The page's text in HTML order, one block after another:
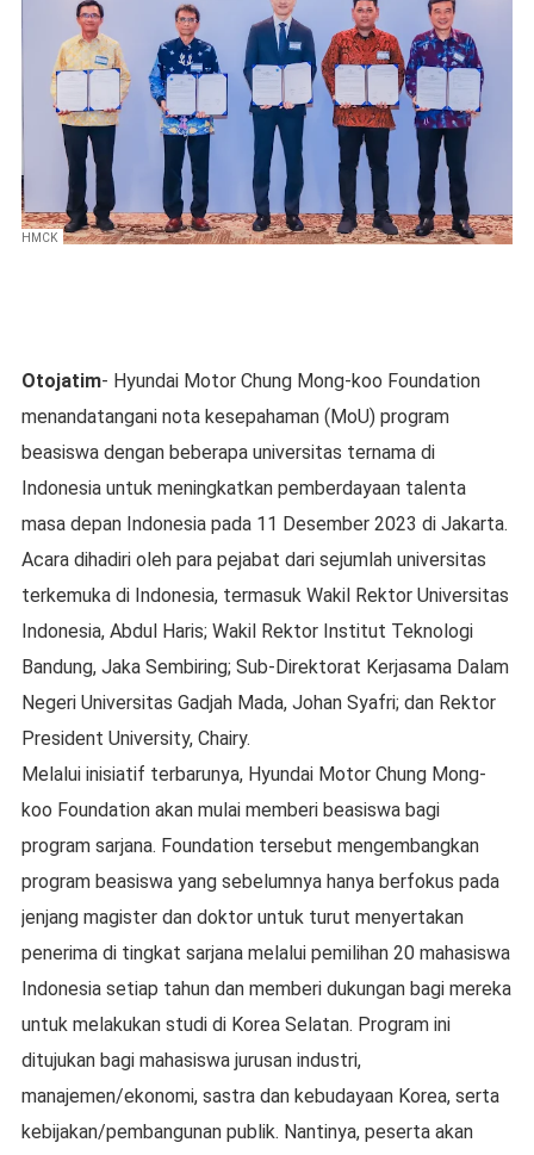
HMCK
Otojatim- Hyundai Motor Chung Mong-koo Foundation
menandatangani nota kesepahaman (MoU) program
beasiswa dengan beberapa universitas ternama di
Indonesia untuk meningkatkan pemberdayaan talenta
masa depan Indonesia pada 11 Desember 2023 di Jakarta.
Acara dihadiri oleh para pejabat dari sejumlah universitas
terkemuka di Indonesia, termasuk Wakil Rektor Universitas
Indonesia, Abdul Haris; Wakil Rektor Institut Teknologi
Bandung, Jaka Sembiring; Sub-Direktorat Kerjasama Dalam
Negeri Universitas Gadjah Mada, Johan Syafri; dan Rektor
President University, Chairy.
Melalui inisiatif terbarunya, Hyundai Motor Chung Mong-
koo Foundation akan mulai memberi beasiswa bagi
program sarjana. Foundation tersebut mengembangkan
program beasiswa yang sebelumnya hanya berfokus pada
jenjang magister dan doktor untuk turut menyertakan
penerima di tingkat sarjana melalui pemilihan 20 mahasiswa
Indonesia setiap tahun dan memberi dukungan bagi mereka
untuk melakukan studi di Korea Selatan. Program ini
ditujukan bagi mahasiswa jurusan industri,
manajemen/ekonomi, sastra dan kebudayaan Korea, serta
kebijakan/pembangunan publik. Nantinya, peserta akan